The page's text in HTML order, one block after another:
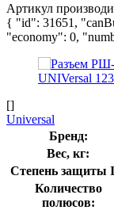
Артикул
{ "id": 31651,
"economy": 0,
[]
Universal
Бренд:
Вес, кг:
Степень защиты
Количество
полюсов: